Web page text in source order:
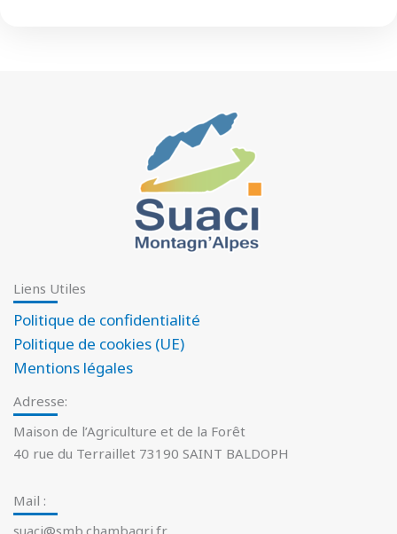
Liens Utiles
Politique de confidentialité
Politique de cookies (UE)
Mentions légales
Adresse:
Maison de l’Agriculture et de la Forêt
40 rue du Terraillet 73190 SAINT BALDOPH
Mail :